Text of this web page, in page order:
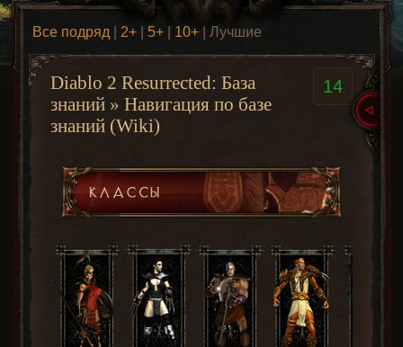
Все подряд 2+ 5+ 10+ | Лучшие
14
Diablo 2 Resurrected: База
знаний »Навигация по базе
знаний (Wiki)